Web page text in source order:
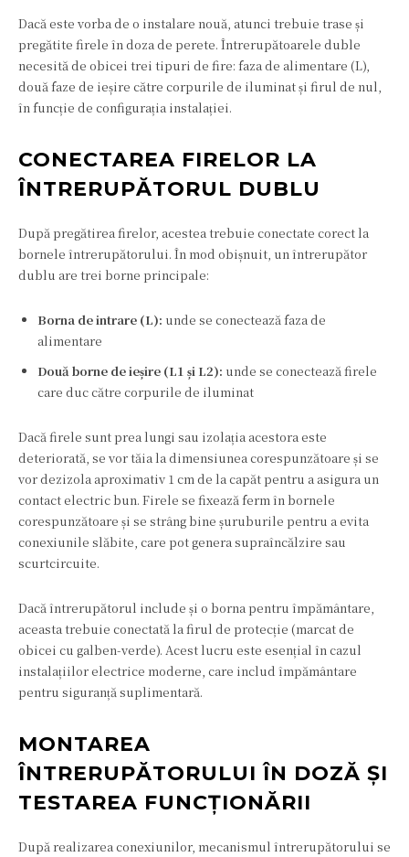
Dacă este vorba de o instalare nouă, atunci trebuie trase și
pregătite firele în doza de perete. Întrerupătoarele duble
necesită de obicei trei tipuri de fire: faza de alimentare (L),
două faze de ieșire către corpurile de iluminat și firul de nul,
în funcție de configurația instalației.
CONECTAREA FIRELOR LA
ÎNTRERUPĂTORUL DUBLU
După pregătirea firelor, acestea trebuie conectate corect la
bornele întrerupătorului. În mod obișnuit, un întrerupător
dublu are trei borne principale:
Borna de intrare (L): unde se conectează faza de
alimentare
Două borne de ieșire (L1 și L2): unde se conectează firele
care duc către corpurile de iluminat
Dacă firele sunt prea lungi sau izolația acestora este
deteriorată, se vor tăia la dimensiunea corespunzătoare și se
vor dezizola aproximativ 1 cm de la capăt pentru a asigura un
contact electric bun. Firele se fixează ferm în bornele
corespunzătoare și se strâng bine șuruburile pentru a evita
conexiunile slăbite, care pot genera supraîncălzire sau
scurtcircuite.
Dacă întrerupătorul include și o borna pentru împământare,
aceasta trebuie conectată la firul de protecție (marcat de
obicei cu galben-verde). Acest lucru este esențial în cazul
instalațiilor electrice moderne, care includ împământare
pentru siguranță suplimentară.
MONTAREA
ÎNTRERUPĂTORULUI ÎN DOZĂ ȘI
TESTAREA FUNCȚIONĂRII
După realizarea conexiunilor, mecanismul întrerupătorului se